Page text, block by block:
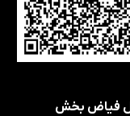
فیاض بخش